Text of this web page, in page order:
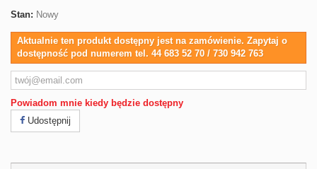
Stan: Nowy
Aktualnie ten produkt dostępny jest na zamówienie. Zapytaj o
dostępność pod numerem tel. 44 683 52 70 / 730 942 763
Powiadom mnie kiedy będzie dostępny
Udostępnij